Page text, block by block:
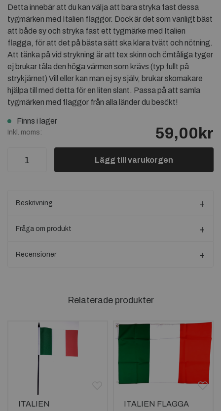
Detta innebär att du kan välja att bara stryka fast dessa
tygmärken med Italien flaggor. Dock är det som vanligt bäst
att både sy och stryka fast ett tygmärke med Italien
flagga, för att det på bästa sätt ska klara tvätt och nötning.
Att tänka på vid strykning är att tex skinn och ömtåliga tyger
ej brukar tåla den höga värmen som krävs (typ fullt på
strykjärnet) Vill eller kan man ej sy själv, brukar skomakare
hjälpa till med detta för en liten slant. Passa på att samla
tygmärken med flaggor från alla länder du besökt!
Finns i lager
Inkl. moms: 59,00kr
Lägg till varukorgen
Beskrivning
Fråga om produkt
Recensioner
Relaterade produkter
ITALIEN
ITALIEN FLAGGA